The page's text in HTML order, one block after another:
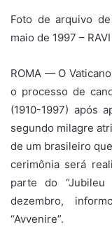
Foto de arquivo
maio de 1997 –
ROMA — O
o processo de
(1910-1997) após
segundo milagre
de um brasileiro
cerimônia será
parte do
dezembro,
“Avvenire”.